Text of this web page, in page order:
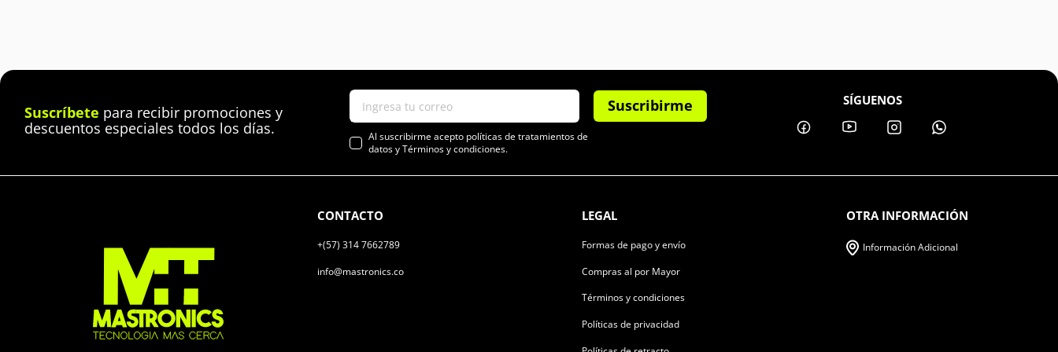
Suscríbete para recibir promociones y
descuentos especiales todos los días.
Suscribirme
Al suscribirme acepto políticas de tratamientos de
datos y Términos y condiciones.
SÍGUENOS
CONTACTO
+(57) 314 7662789
info@mastronics.co
LEGAL
Formas de pago y envío
Compras al por Mayor
Términos y condiciones
Políticas de privacidad
OTRA INFORMACIÓN
Información Adicional